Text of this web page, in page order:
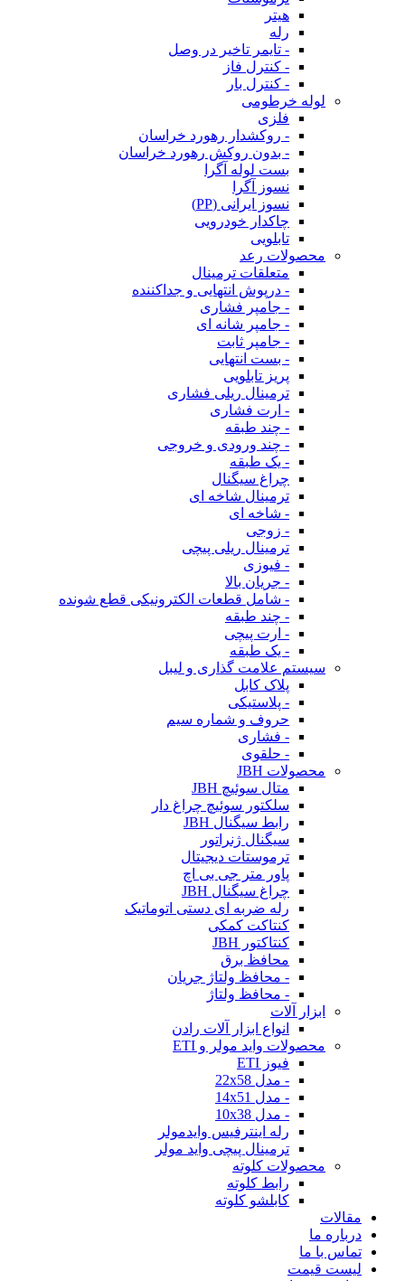
هیتر
رله
- تایمر تاخیر در وصل
- کنترل فاز
- کنترل بار
لوله خرطومی
فلزی
- روکشدار رهورد خراسان
- بدون روکش رهورد خراسان
بست لوله آگرا
نسوز آگرا
نسوز ایرانی (PP)
چاکدار خودرویی
تابلویی
محصولات رعد
متعلقات ترمینال
- درپوش انتهایی و جداکننده
- جامپر فشاری
- جامپر شانه ای
- جامپر ثابت
- بست انتهایی
پریز تابلویی
ترمینال ریلی فشاری
- ارت فشاری
- چند طبقه
- چند ورودی و خروجی
- یک طبقه
چراغ سیگنال
ترمینال شاخه ای
- شاخه ای
- زوجی
ترمینال ریلی پیچی
- فیوزی
- جریان بالا
- شامل قطعات الکترونیکی قطع شونده
- چند طبقه
- ارت پیچی
- یک طبقه
سیستم علامت گذاری و لیبل
پلاک کابل
- پلاستیکی
حروف و شماره سیم
- فشاری
- حلقوی
محصولات JBH
متال سوئیچ JBH
سلکتور سوئیچ چراغ دار
رابط سیگنال JBH
سیگنال ژنراتور
ترموستات دیجیتال
پاور متر جی بی اچ
چراغ سیگنال JBH
رله ضربه ای دستی اتوماتیک
کنتاکت کمکی
کنتاکتور JBH
محافظ برق
- محافظ ولتاژ جریان
- محافظ ولتاژ
ابزار آلات
انواع ابزار آلات رادن
محصولات واید مولر و ETI
فیوز ETI
- مدل 22x58
- مدل 14x51
- مدل 10x38
رله اینترفیس وایدمولر
ترمینال پیچی واید مولر
محصولات کلوته
رابط کلوته
کابلشو کلوته
مقالات
درباره ما
تماس با ما
لیست قیمت